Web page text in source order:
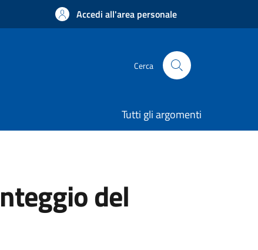
Accedi all'area personale
Cerca
Tutti gli argomenti
del